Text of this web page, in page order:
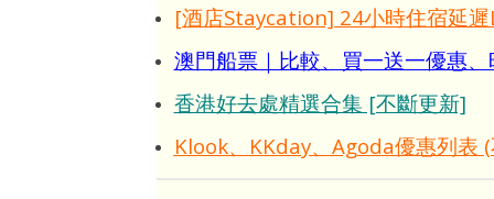
[酒店Staycation] 24小時住宿延
澳門船票｜比較、買一送一優惠
香港好去處精選合集 [不斷更新]
Klook、KKday、Agoda優惠列表